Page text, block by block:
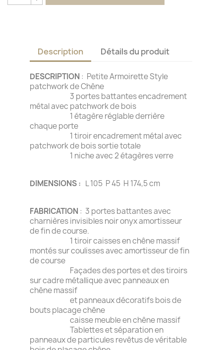
Description Détails du produit
DESCRIPTION : Petite Armoirette Style
patchwork de Chêne
3 portes battantes encadrement
métal avec patchwork de bois
1 étagère réglable derrière
chaque porte
1 tiroir encadrement métal avec
patchwork de bois sortie totale
1 niche avec 2 étagères verre
DIMENSIONS : L 105 P 45 H 174,5 cm
FABRICATION : 3 portes battantes avec
charnières invisibles noir onyx amortisseur
de fin de course.
1 tiroir caisses en chêne massif
montés sur coulisses avec amortisseur de fin
de course
Façades des portes et des tiroirs
sur cadre métallique avec panneaux en
chêne massif
et panneaux décoratifs bois de
bouts placage chêne
caisse meuble en chêne massif
Tablettes et séparation en
panneaux de particules revêtus de véritable